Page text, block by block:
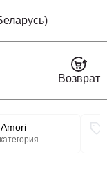
Возврат